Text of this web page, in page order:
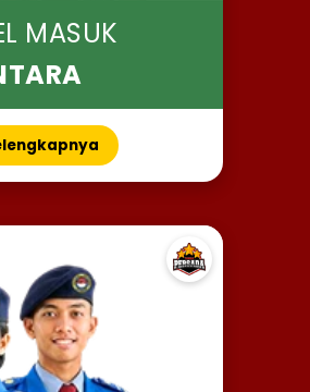
MASUK